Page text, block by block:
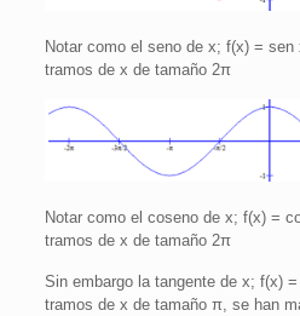
Notar como el seno de x; f(x) = sen
tramos de x de tamaño 2π
Notar como el coseno de x; f(x) =
tramos de x de tamaño 2π
Sin embargo la tangente de x; f(x)
tramos de x de tamaño π, se han